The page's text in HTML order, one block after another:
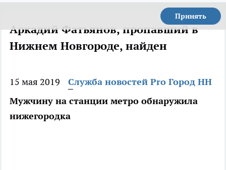
Принять
Аркадий Фатьянов, пропавший в
Нижнем Новгороде, найден
15 мая 2019
Служба новостей Pro Город НН
Мужчину на станции метро обнаружила
нижегородка